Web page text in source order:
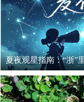
夏夜观星指南：“浙”